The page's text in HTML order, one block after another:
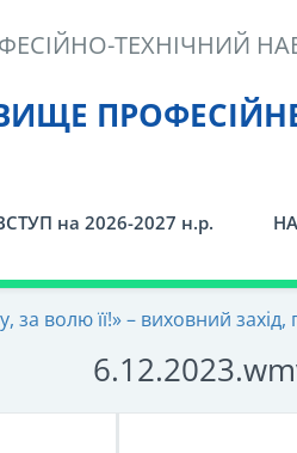
ВИЩЕ
ТЕХНІЧНИЙ
на 2026-2027 н.р.
за волю її!» – виховний